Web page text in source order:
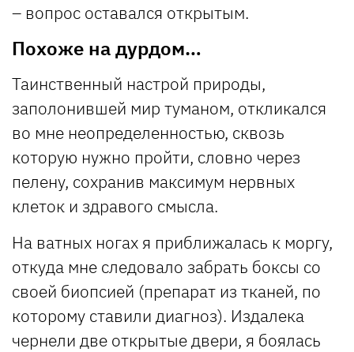
– вопрос оставался открытым.
Похоже на дурдом…
Таинственный настрой природы,
заполонившей мир туманом, откликался
во мне неопределенностью, сквозь
которую нужно пройти, словно через
пелену, сохранив максимум нервных
клеток и здравого смысла.
На ватных ногах я приближалась к моргу,
откуда мне следовало забрать боксы со
своей биопсией (препарат из тканей, по
которому ставили диагноз). Издалека
чернели две открытые двери, я боялась